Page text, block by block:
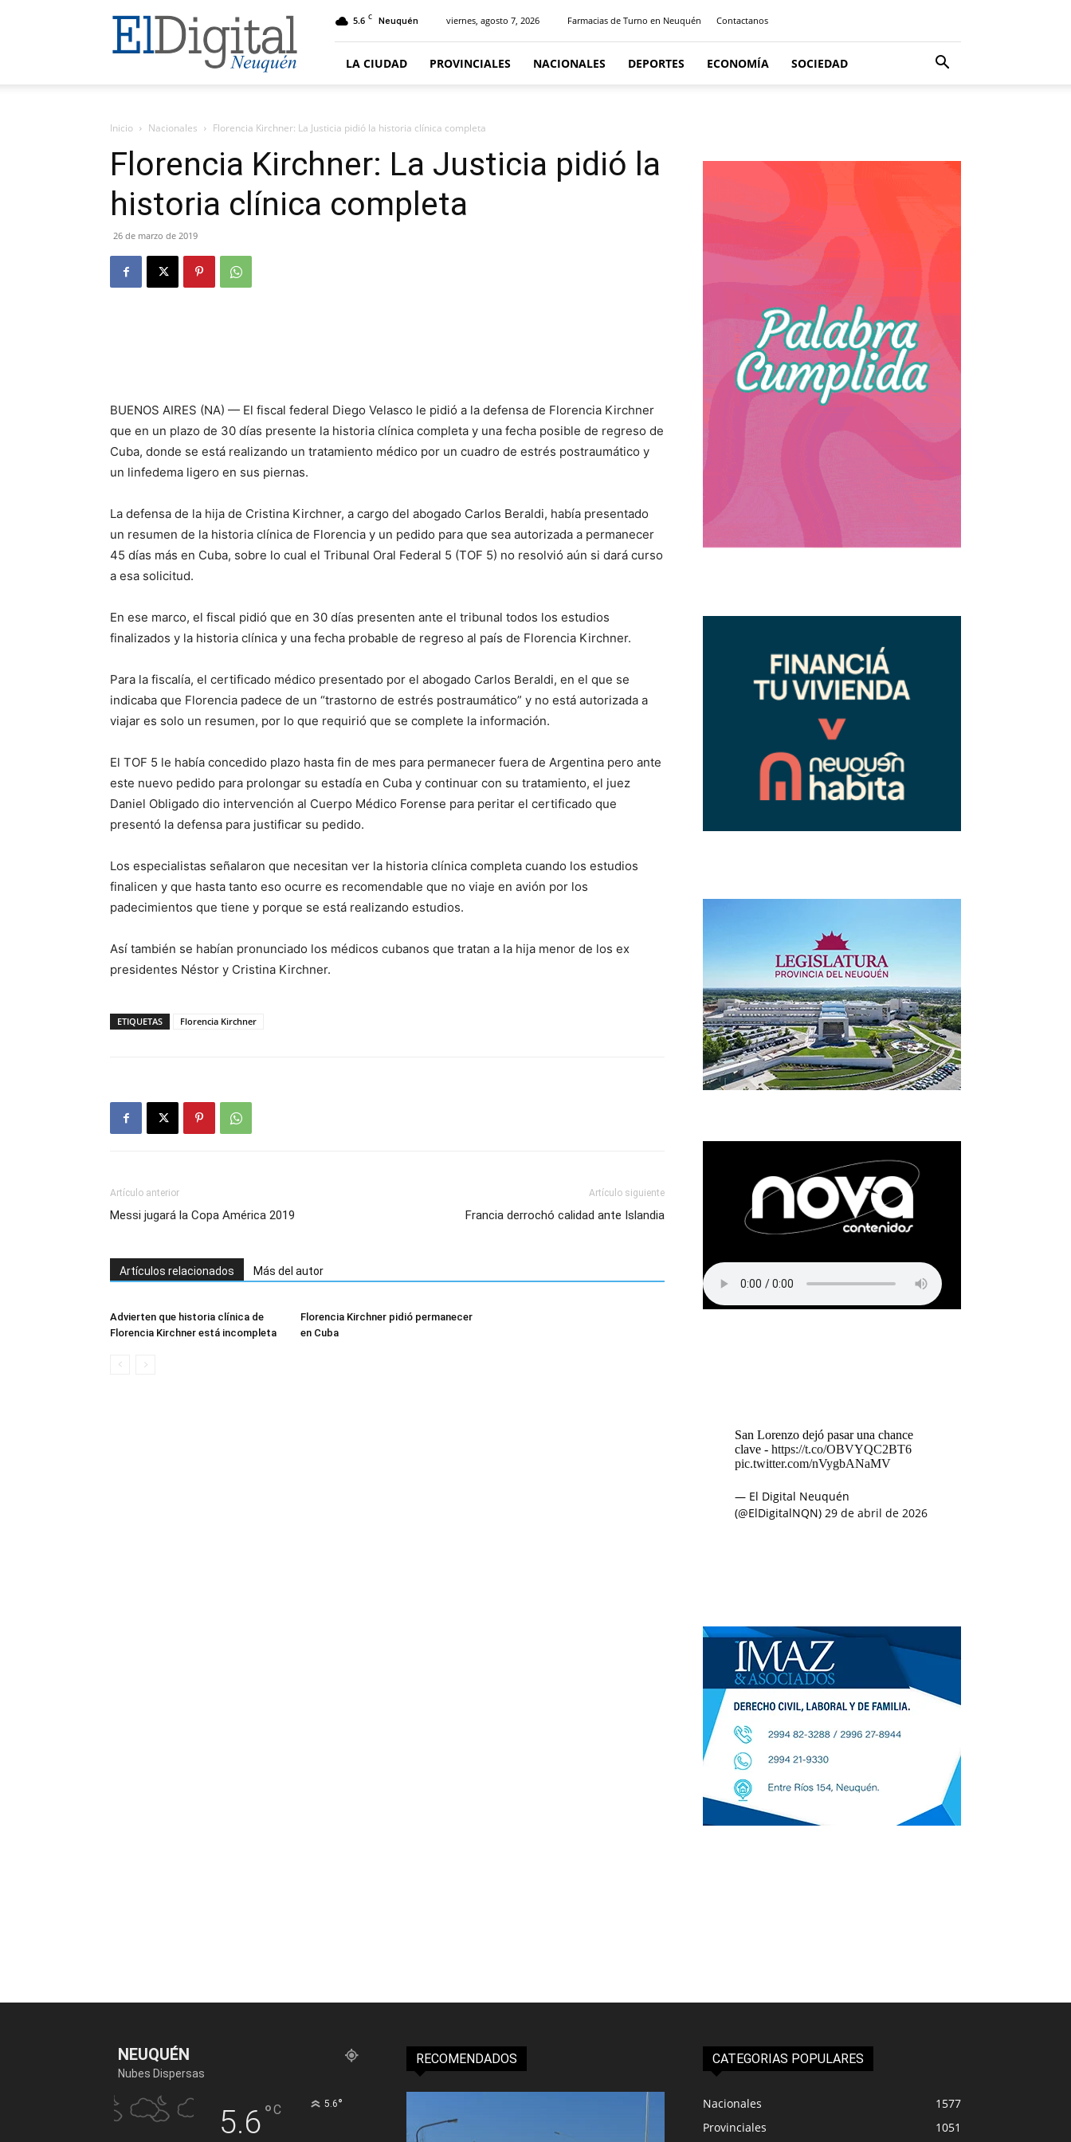
El
Digital
Neuquen
5.6 C Neuquén viernes, agosto 7, 2026 Farmacias de Turno en Neuquén Contactanos
LA CIUDAD PROVINCIALES NACIONALES DEPORTES ECONOMÍA SOCIEDAD
Inicio Nacionales Florencia Kirchner: La Justicia pidió la historia clínica completa
Florencia Kirchner: La Justicia pidió la
historia clínica completa
26 de marzo de 2019
BUENOS AIRES (NA) — El fiscal federal Diego Velasco le pidió a la defensa de Florencia Kirchner
que en un plazo de 30 días presente la historia clínica completa y una fecha posible de regreso de
Cuba, donde se está realizando un tratamiento médico por un cuadro de estrés postraumático y
un linfedema ligero en sus piernas.
La defensa de la hija de Cristina Kirchner, a cargo del abogado Carlos Beraldi, había presentado
un resumen de la historia clínica de Florencia y un pedido para que sea autorizada a permanecer
45 días más en Cuba, sobre lo cual el Tribunal Oral Federal 5 (TOF 5) no resolvió aún si dará curso
a esa solicitud.
En ese marco, el fiscal pidió que en 30 días presenten ante el tribunal todos los estudios
finalizados y la historia clínica y una fecha probable de regreso al país de Florencia Kirchner.
Para la fiscalía, el certificado médico presentado por el abogado Carlos Beraldi, en el que se
indicaba que Florencia padece de un “trastorno de estrés postraumático” y no está autorizada a
viajar es solo un resumen, por lo que requirió que se complete la información.
El TOF 5 le había concedido plazo hasta fin de mes para permanecer fuera de Argentina pero ante
este nuevo pedido para prolongar su estadía en Cuba y continuar con su tratamiento, el juez
Daniel Obligado dio intervención al Cuerpo Médico Forense para peritar el certificado que
presentó la defensa para justificar su pedido.
Los especialistas señalaron que necesitan ver la historia clínica completa cuando los estudios
finalicen y que hasta tanto eso ocurre es recomendable que no viaje en avión por los
padecimientos que tiene y porque se está realizando estudios.
Así también se habían pronunciado los médicos cubanos que tratan a la hija menor de los ex
presidentes Néstor y Cristina Kirchner.
ETIQUETAS Florencia Kirchner
Artículo anterior
Messi jugará la Copa América 2019
Artículo siguiente
Francia derrochó calidad ante Islandia
Artículos relacionados Más del autor
Advierten que historia clínica de
Florencia Kirchner está incompleta
Florencia Kirchner pidió permanecer
en Cuba
San Lorenzo dejó pasar una chance
clave - https://t.co/OBVYQC2BT6
pic.twitter.com/nVygbANaMV
— El Digital Neuquén
(@ElDigitalNQN) 29 de abril de 2026
NEUQUÉN
Nubes Dispersas
5.6°C 5.6°
RECOMENDADOS CATEGORIAS POPULARES
Nacionales
1577
Provinciales
1051